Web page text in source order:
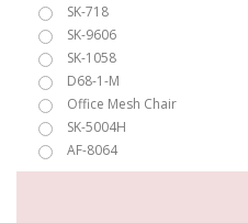
SK-718
SK-9606
SK-1058
D68-1-M
Office Mesh Chair
SK-5004H
AF-8064